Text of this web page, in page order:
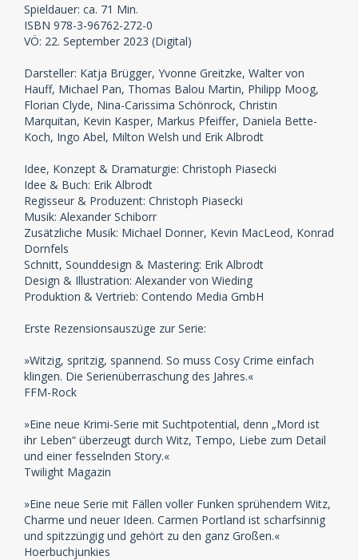
Spieldauer: ca. 71 Min.
ISBN 978-3-96762-272-0
VÖ: 22. September 2023 (Digital)
Darsteller: Katja Brügger, Yvonne Greitzke, Walter von
Hauff, Michael Pan, Thomas Balou Martin, Philipp Moog,
Florian Clyde, Nina-Carissima Schönrock, Christin
Marquitan, Kevin Kasper, Markus Pfeiffer, Daniela Bette-
Koch, Ingo Abel, Milton Welsh und Erik Albrodt
Idee, Konzept & Dramaturgie: Christoph Piasecki
Idee & Buch: Erik Albrodt
Regisseur & Produzent: Christoph Piasecki
Musik: Alexander Schiborr
Zusätzliche Musik: Michael Donner, Kevin MacLeod, Konrad
Dornfels
Schnitt, Sounddesign & Mastering: Erik Albrodt
Design & Illustration: Alexander von Wieding
Produktion & Vertrieb: Contendo Media GmbH
Erste Rezensionsauszüge zur Serie:
»Witzig, spritzig, spannend. So muss Cosy Crime einfach
klingen. Die Serienüberraschung des Jahres.«
FFM-Rock
»Eine neue Krimi-Serie mit Suchtpotential, denn „Mord ist
ihr Leben“ überzeugt durch Witz, Tempo, Liebe zum Detail
und einer fesselnden Story.«
Twilight Magazin
»Eine neue Serie mit Fällen voller Funken sprühendem Witz,
Charme und neuer Ideen. Carmen Portland ist scharfsinnig
und spitzzüngig und gehört zu den ganz Großen.«
Hoerbuchjunkies